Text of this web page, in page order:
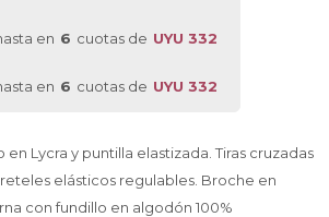
en 6 cuotas de UYU 332
en 6 cuotas de UYU 332
Lycra y puntilla elastizada. Tiras cruzadas
elásticos regulables. Broche en
con fundillo en algodón 100%